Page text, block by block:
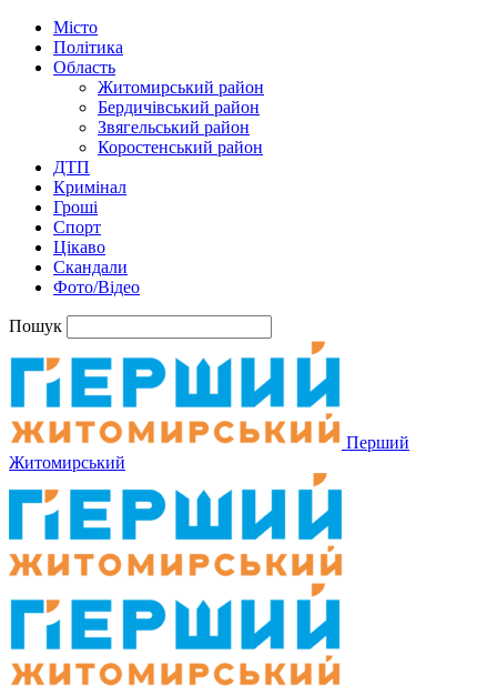
Місто
Політика
Область
Житомирський район
Бердичівський район
Звягельський район
Коростенський район
ДТП
Кримінал
Гроші
Спорт
Цікаво
Скандали
Фото/Відео
Пошук
Перший
Житомирський